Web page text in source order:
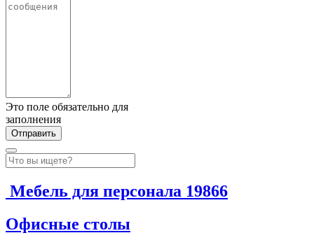
Это поле обязательно для
заполнения
Мебель для персонала 19866
Офисные столы